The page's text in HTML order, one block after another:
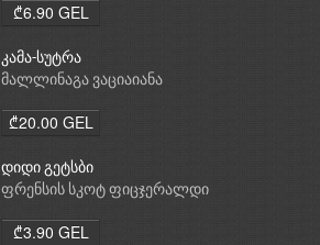
₾6.90 GEL
კამა-სუტრა
მალლინაგა ვაციაიანა
₾20.00 GEL
დიდი გეტსბი
ფრენსის სკოტ ფიცჯერალდი
₾3.90 GEL